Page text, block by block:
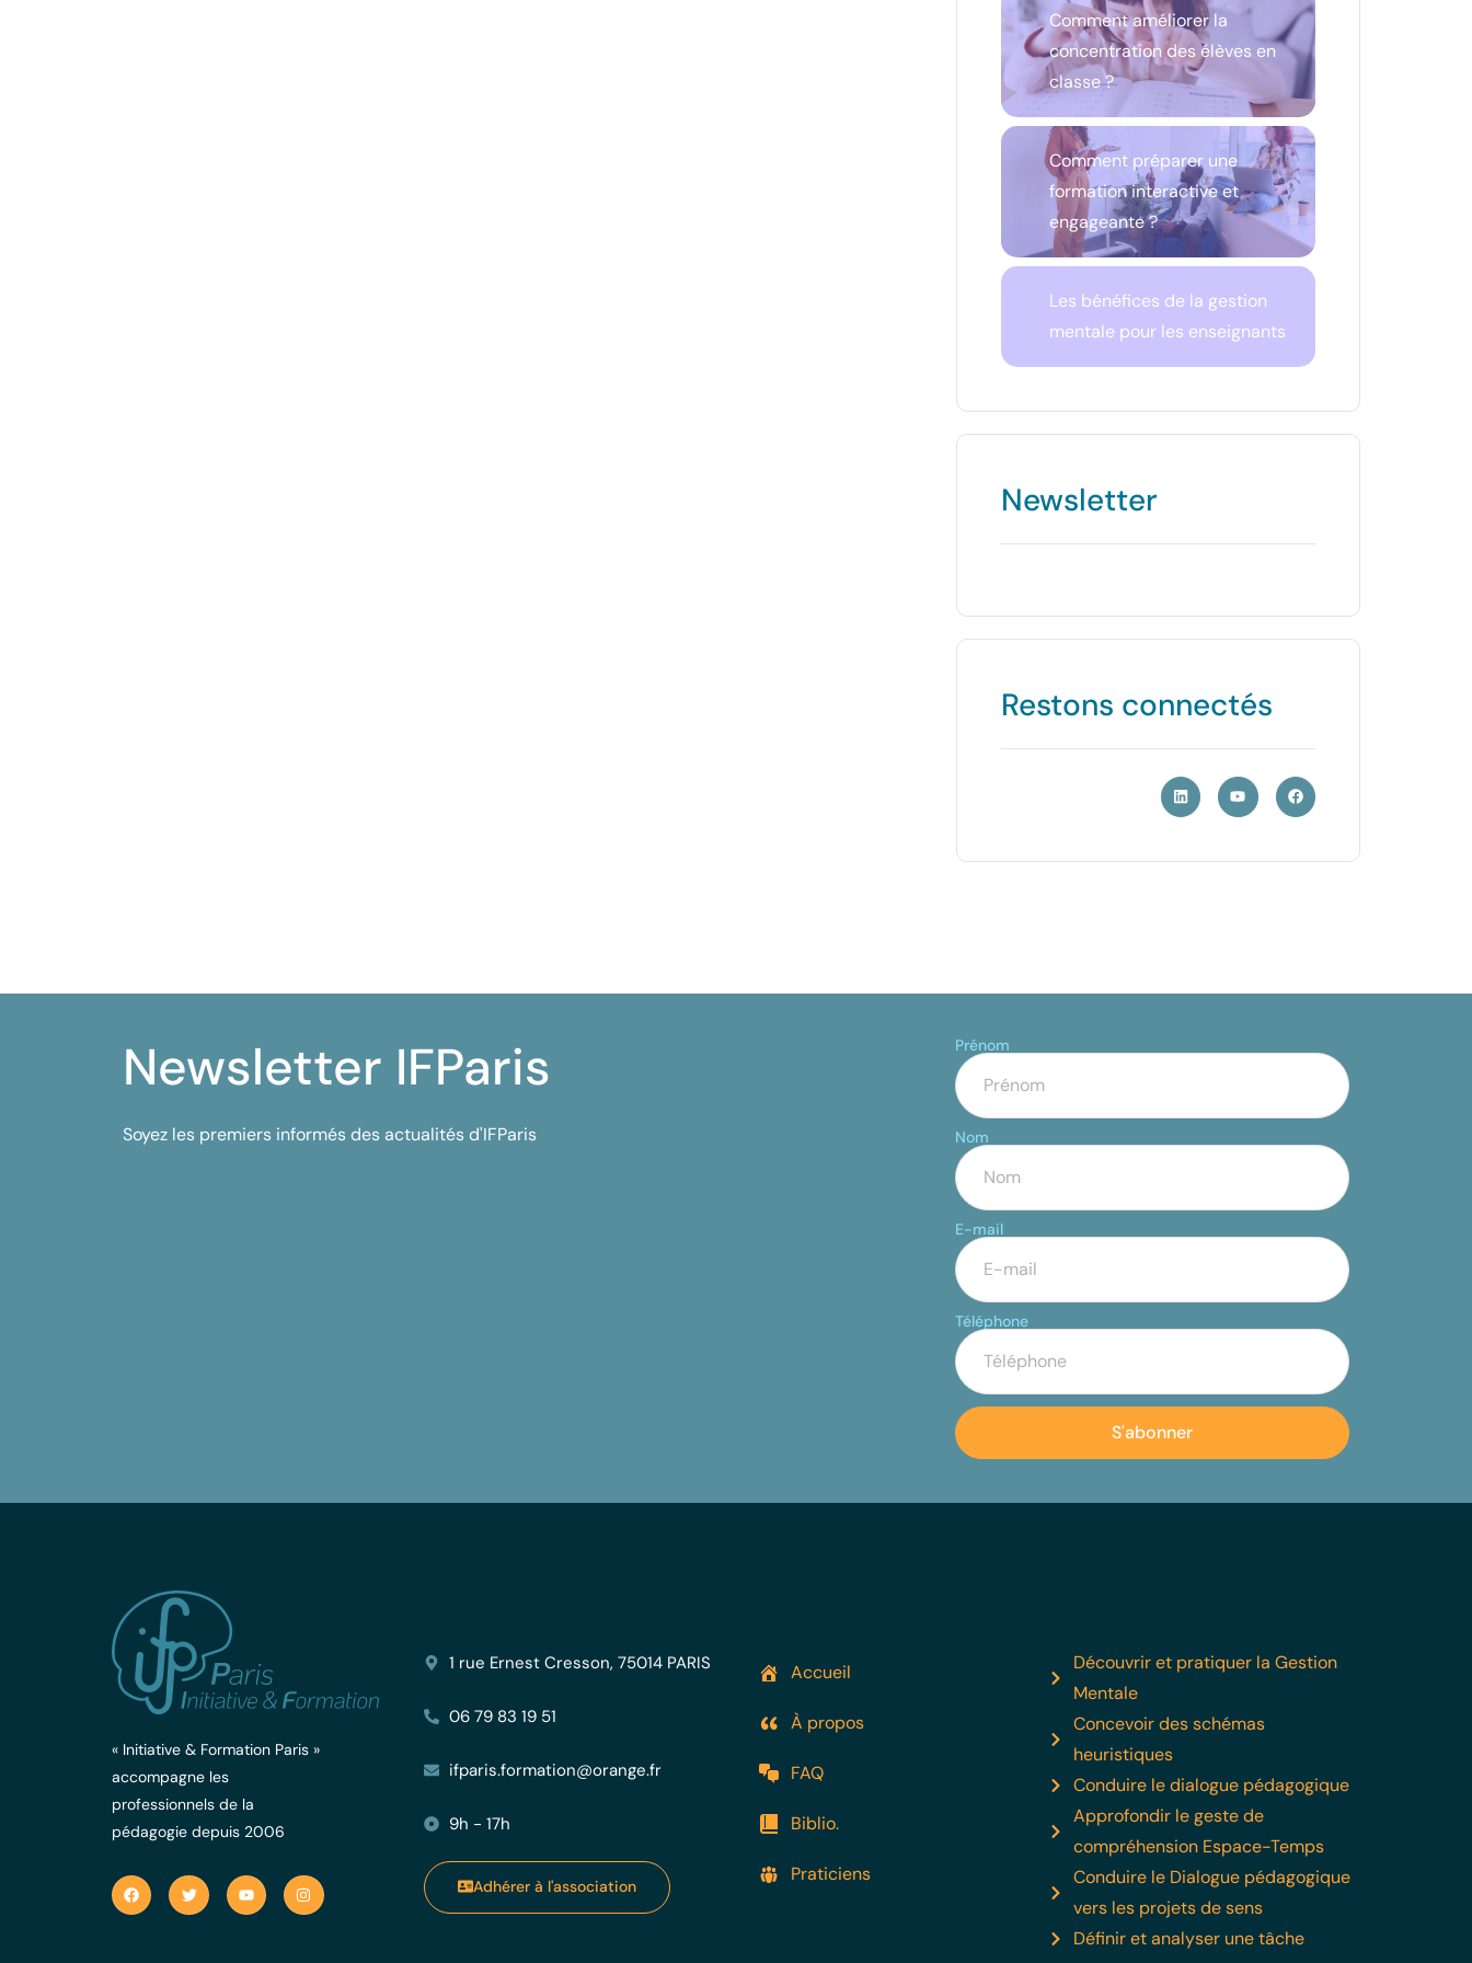
Comment améliorer la
concentration des élèves en
classe ?
Comment préparer une
formation interactive et
engageante ?
Les bénéfices de la gestion
mentale pour les enseignants
Newsletter
Restons connectés
Newsletter IFParis
Soyez les premiers informés des actualités d'IFParis
Prénom
Nom
E-mail
Téléphone
S'abonner
« Initiative & Formation Paris »
accompagne les
professionnels de la
pédagogie depuis 2006
1 rue Ernest Cresson, 75014 PARIS
06 79 83 19 51
ifparis.formation@orange.fr
9h - 17h
Adhérer à l'association
Accueil
À propos
FAQ
Biblio.
Praticiens
Découvrir et pratiquer la Gestion
Mentale
Concevoir des schémas
heuristiques
Conduire le dialogue pédagogique
Approfondir le geste de
compréhension Espace-Temps
Conduire le Dialogue pédagogique
vers les projets de sens
Définir et analyser une tâche